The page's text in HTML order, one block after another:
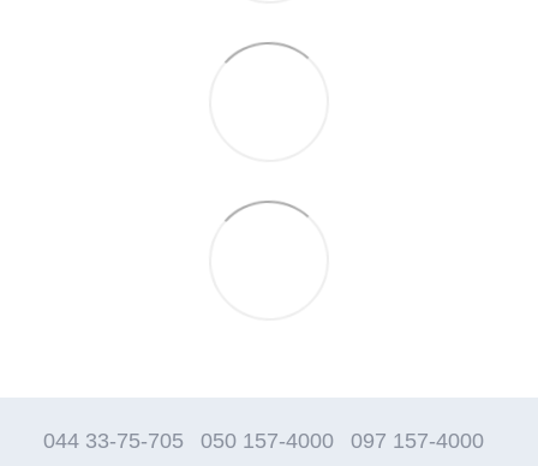
044 33-75-705 050 157-4000
097 157-4000